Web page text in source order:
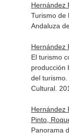
Hernández
Turismo de
Andaluza
Hernández
El turismo
producción
del turismo.
Cultural.
Hernández
Pinto,
Panorama